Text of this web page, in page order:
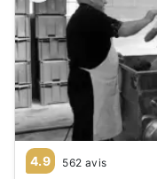
4.9 562 avis